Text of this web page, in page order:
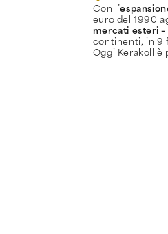
Con l’
euro del 1990
mercati esteri –
continenti, in 9
Oggi Kerakoll